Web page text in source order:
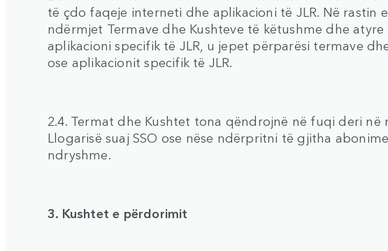
të çdo faqeje interneti dhe aplikacioni të JLR. Në rastin
ndërmjet Termave dhe Kushteve të këtushme dhe
aplikacioni specifik të JLR, u jepet përparësi termave
ose aplikacionit specifik të JLR.
2.4. Termat dhe Kushtet tona qëndrojnë në fuqi deri në
Llogarisë suaj SSO ose nëse ndërpritni të gjitha
ndryshme.
3. Kushtet e përdorimit